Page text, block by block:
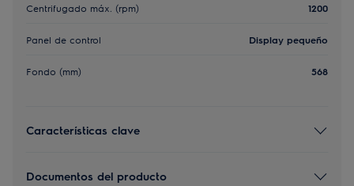
Centrifugado máx. (rpm) 1200
Panel de control Display pequeño
Fondo (mm) 568
Características clave
Documentos del producto